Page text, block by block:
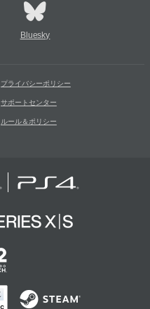
Bluesky
プライバシーポリシー
サポートセンター
ルール＆ポリシー